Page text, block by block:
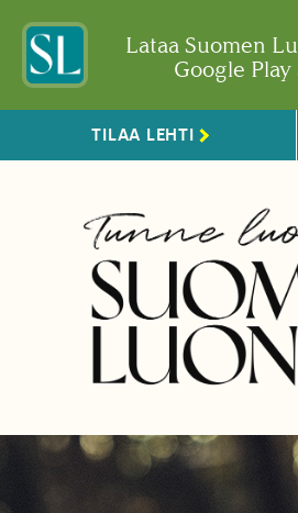
Lataa Suomen
Google Play
TILAA LEHTI